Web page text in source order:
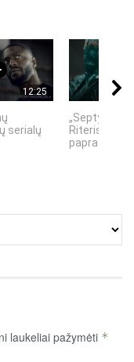
12:25
serialų
„Septynių
Riteris" – kai
laukeliai pažymėti *